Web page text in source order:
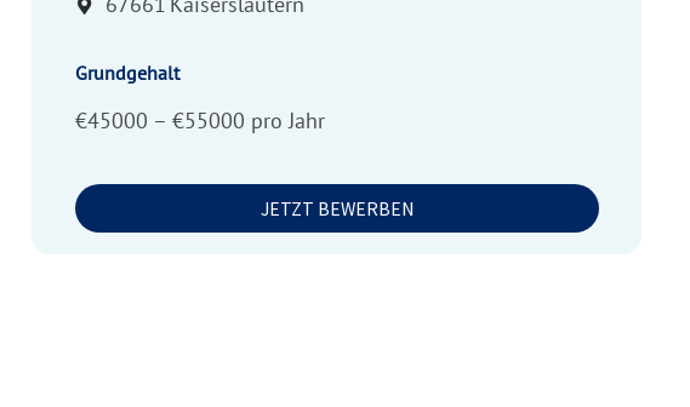
Grundgehalt
€45000 – €55000 pro Jahr
JETZT BEWERBEN